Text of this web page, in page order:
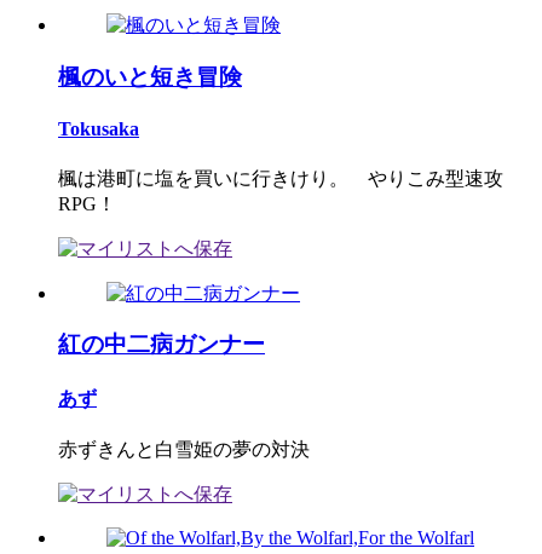
楓のいと短き冒険
Tokusaka
楓は港町に塩を買いに行きけり。 やりこみ型速攻
RPG！
紅の中二病ガンナー
あず
赤ずきんと白雪姫の夢の対決